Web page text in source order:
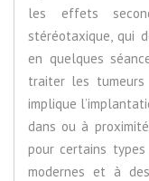
les effets
stéréotaxique, qui
en quelques
traiter les tumeurs
implique
dans ou à
pour certains types
modernes et à